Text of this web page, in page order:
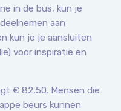
in de bus, kun je
aan
kun je je aansluiten
voor inspiratie en
€ 82,50. Mensen die
beurs kunnen